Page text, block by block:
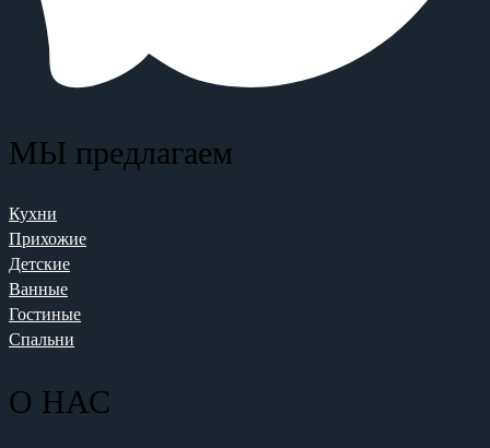
МЫ предлагаем
Кухни
Прихожие
Детские
Ванные
Гостиные
Спальни
О НАС